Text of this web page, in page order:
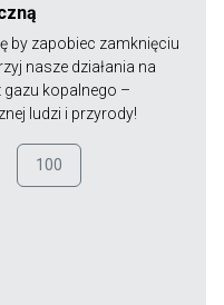
by zapobiec zamknięciu
nasze działania na
gazu kopalnego –
ludzi i przyrody!
100